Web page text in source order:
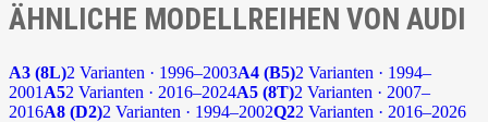
ÄHNLICHE MODELLREIHEN VON AUDI
A3 (8L)2 Varianten · 1996–2003A4 (B5)2 Varianten · 1994–
2001 A52 Varianten · 2016–2024A5 (8T)2 Varianten · 2007–
2016A8 (D2)2 Varianten · 1994–2002Q22 Varianten · 2016–2026